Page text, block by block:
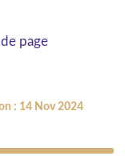
page
: 14 Nov 2024